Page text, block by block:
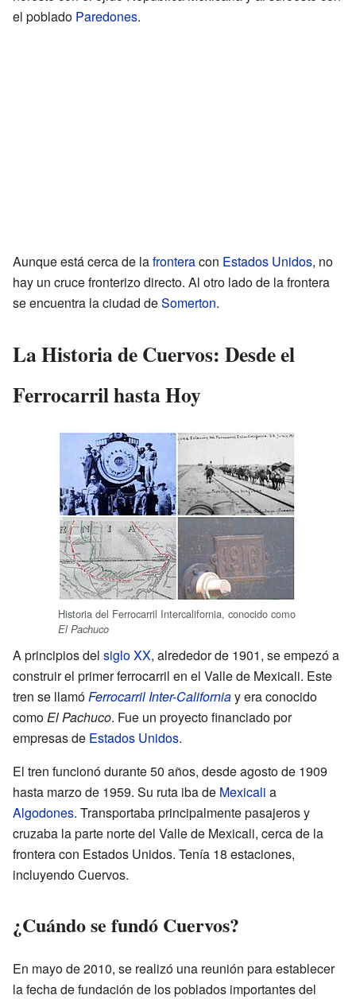
el poblado Paredones.
Aunque está cerca de lafronteracon Estados Unidos, no
hay un cruce fronterizo directo. Al otro lado de la frontera
se encuentra la ciudad deSomerton.
La Historia de Cuervos: Desde el
Ferrocarril hasta Hoy
Historia del Ferrocarril Intercalifornia, conocido como
El Pachuco
A principios del siglo XX, alrededor de 1901, se empezó a
construir el primer ferrocarril en el Valle de Mexicali. Este
tren se llamóFerrocarril Inter-Californiay era conocido
comoEl Pachuco. Fue un proyecto financiado por
empresas de Estados Unidos.
El tren funcionó durante 50 años, desde agosto de 1909
hasta marzo de 1959. Su ruta iba de Mexicali a
Algodones. Transportaba principalmente pasajeros y
cruzaba la parte norte del Valle de Mexicali, cerca de la
frontera con Estados Unidos. Tenía 18 estaciones,
incluyendo Cuervos.
¿Cuándo se fundó Cuervos?
En mayo de 2010, se realizó una reunión para establecer
la fecha de fundación de los poblados importantes del